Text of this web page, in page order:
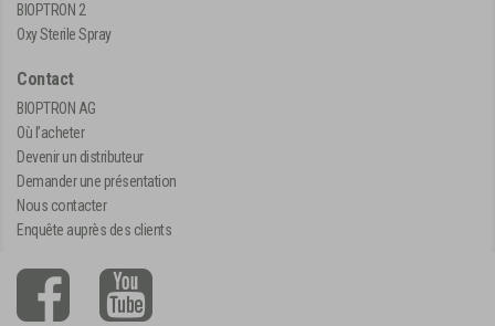
BIOPTRON 2
Oxy Sterile Spray
Contact
BIOPTRON AG
Où l’acheter
Devenir un distributeur
Demander une présentation
Nous contacter
Enquête auprès des clients